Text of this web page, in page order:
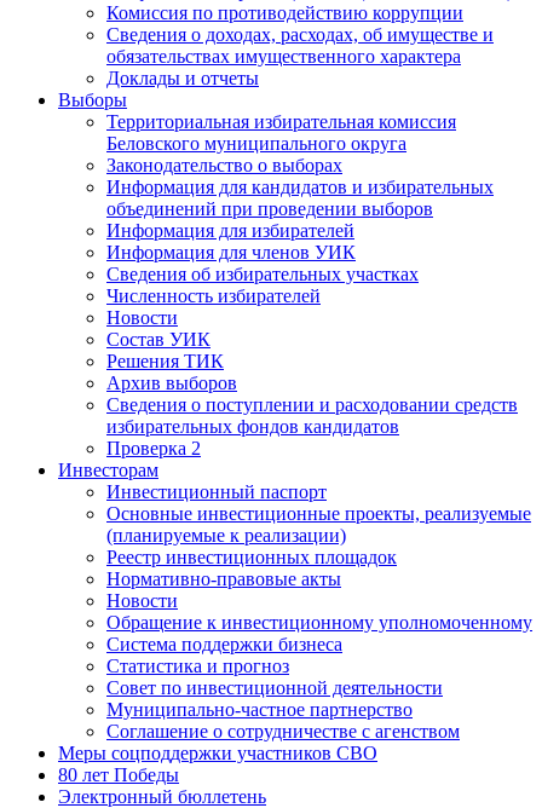
Комиссия по противодействию коррупции
Сведения о доходах, расходах, об имуществе и
обязательствах имущественного характера
Доклады и отчеты
Выборы
Территориальная избирательная комиссия
Беловского муниципального округа
Законодательство о выборах
Информация для кандидатов и избирательных
объединений при проведении выборов
Информация для избирателей
Информация для членов УИК
Сведения об избирательных участках
Численность избирателей
Новости
Состав УИК
Решения ТИК
Архив выборов
Сведения о поступлении и расходовании средств
избирательных фондов кандидатов
Проверка 2
Инвесторам
Инвестиционный паспорт
Основные инвестиционные проекты, реализуемые
(планируемые к реализации)
Реестр инвестиционных площадок
Нормативно-правовые акты
Новости
Обращение к инвестиционному уполномоченному
Система поддержки бизнеса
Статистика и прогноз
Совет по инвестиционной деятельности
Муниципально-частное партнерство
Соглашение о сотрудничестве с агенством
Меры соцподдержки участников СВО
80 лет Победы
Электронный бюллетень